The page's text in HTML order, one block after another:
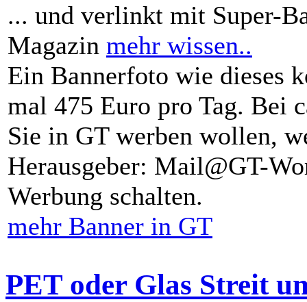
... und verlinkt mit Super-
Magazin mehr wissen..
Ein Bannerfoto wie dieses
mal 475 Euro pro Tag. Bei
Sie in GT werben wollen,
Herausgeber: Mail@GT-
Werbung schalten.
mehr Banner in GT
PET oder Glas Streit